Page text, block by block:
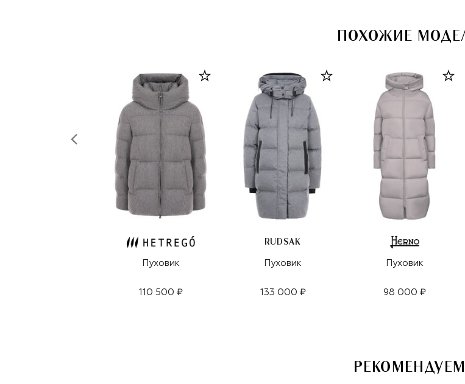
ПОХОЖИЕ
Пуховик
110 500 ₽
RUDSAK
Пуховик
133 000 ₽
Пуховик
98 000 ₽
РЕКОМЕНДУЕМ